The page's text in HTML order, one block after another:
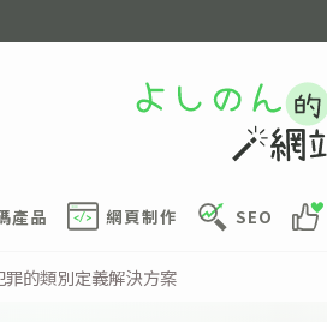
產品 網頁制作 SEO
的類別定義解決方案